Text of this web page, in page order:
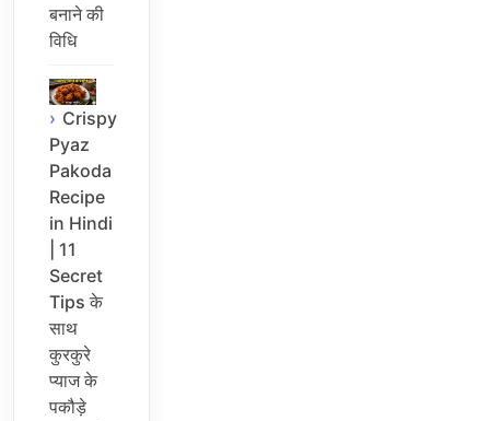
बनाने की
विधि
Crispy
Pyaz
Pakoda
Recipe
in Hindi
| 11
Secret
Tips के
साथ
कुरकुरे
प्याज के
पकौड़े